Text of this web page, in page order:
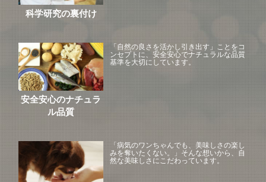
科学研究の裏付け
安全安心のナチュラ
ル品質
「自然の良さを活かし引き出す」ことをコ
ンセプトに、安全安心でナチュラルな品質
基準を大切にしています。
「病気のワンちゃんでも、美味しさの楽し
みを奪いたくない。」そんな想いから、自
然な美味しさにこだわっています。